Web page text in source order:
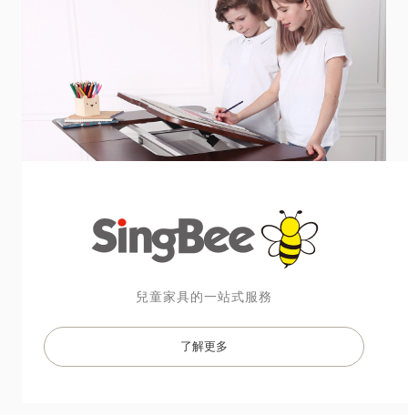
兒童家具的一站式服務
了解更多